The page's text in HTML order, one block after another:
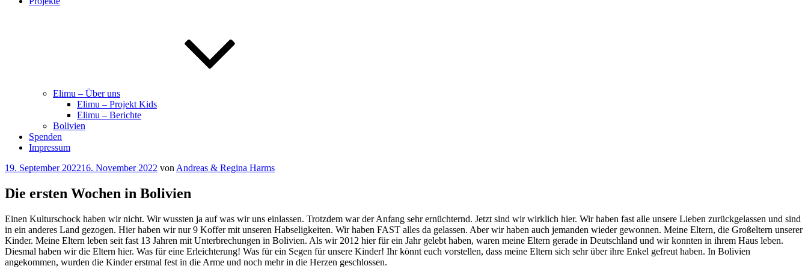
Elimu – Über uns
Elimu – Projekt Kids
Elimu – Berichte
Bolivien
Spenden
Impressum
Veröffentlicht
19. September 202216. November 2022 von Andreas & Regina Harms
Die ersten Wochen in Bolivien
Einen Kulturschock haben wir nicht. Wir wussten ja auf was wir uns einlassen. Trotzdem war der Anfang sehr ernüchternd. Jetzt sind wir wirklich hier. Wir haben fast alle unsere Lieben zurückgelassen und sind
in ein anderes Land gezogen. Hier haben wir nur 9 Koffer mit unseren Habseligkeiten. Wir haben FAST alles da gelassen. Aber wir haben auch jemanden wieder gewonnen. Meine Eltern, die Großeltern unserer
Kinder. Meine Eltern leben seit fast 13 Jahren mit Unterbrechungen in Bolivien. Als wir 2012 hier für ein Jahr gelebt haben, waren meine Eltern gerade in Deutschland und wir konnten in ihrem Haus leben.
Diesmal haben wir die Eltern hier. Was für eine Erleichterung! Was für ein Segen für unsere Kinder! Ihr könnt euch vorstellen, dass meine Eltern sich sehr über ihre Enkel gefreut haben. In Bolivien
angekommen, wurden die Kinder erstmal fest in die Arme und noch mehr in die Herzen geschlossen.